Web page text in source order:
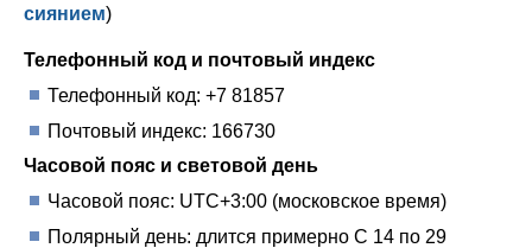
сиянием)
Телефонный код и почтовый индекс
Телефонный код: +7 81857
Почтовый индекс: 166730
Часовой пояс и световой день
Часовой пояс: UTC+3:00 (московское время)
Полярный день: длится примерно С 14 по 29